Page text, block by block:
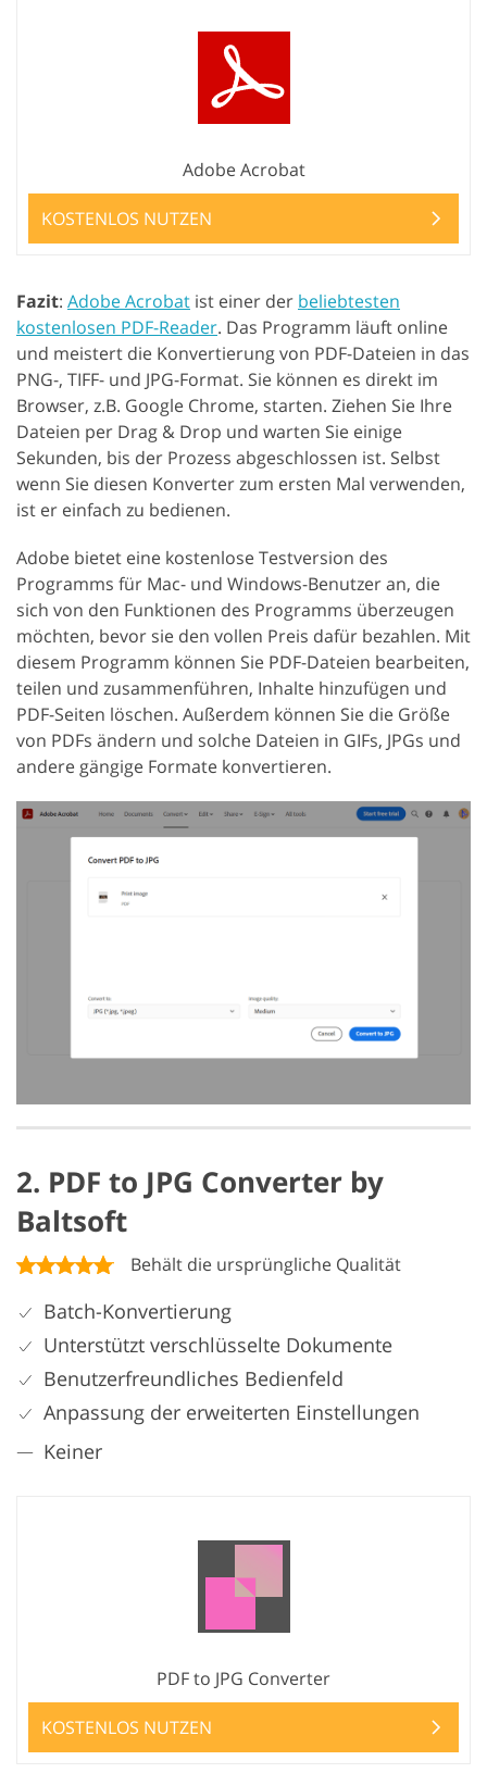
Adobe Acrobat
KOSTENLOS NUTZEN
Fazit: Adobe Acrobat ist einer der beliebtesten
kostenlosen PDF-Reader. Das Programm läuft online
und meistert die Konvertierung von PDF-Dateien in das
PNG-, TIFF- und JPG-Format. Sie können es direkt im
Browser, z.B. Google Chrome, starten. Ziehen Sie Ihre
Dateien per Drag & Drop und warten Sie einige
Sekunden, bis der Prozess abgeschlossen ist. Selbst
wenn Sie diesen Konverter zum ersten Mal verwenden,
ist er einfach zu bedienen.
Adobe bietet eine kostenlose Testversion des
Programms für Mac- und Windows-Benutzer an, die
sich von den Funktionen des Programms überzeugen
möchten, bevor sie den vollen Preis dafür bezahlen. Mit
diesem Programm können Sie PDF-Dateien bearbeiten,
teilen und zusammenführen, Inhalte hinzufügen und
PDF-Seiten löschen. Außerdem können Sie die Größe
von PDFs ändern und solche Dateien in GIFs, JPGs und
andere gängige Formate konvertieren.
2. PDF to JPG Converter by
Baltsoft
Behält die ursprüngliche Qualität
Batch-Konvertierung
Unterstützt verschlüsselte Dokumente
Benutzerfreundliches Bedienfeld
Anpassung der erweiterten Einstellungen
Keiner
PDF to JPG Converter
KOSTENLOS NUTZEN